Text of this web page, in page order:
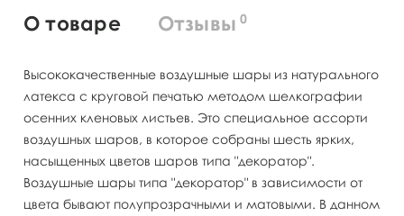
О товаре Отзывы 0
Высококачественные воздушные шары из натурального
латекса с круговой печатью методом шелкографии
осенних кленовых листьев. Это специальное ассорти
воздушных шаров, в которое собраны шесть ярких,
насыщенных цветов шаров типа "декоратор".
Воздушные шары типа "декоратор" в зависимости от
цвета бывают полупрозрачными и матовыми. В данном